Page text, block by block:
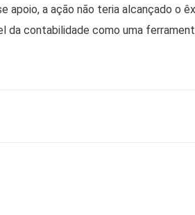
apoio, a ação não teria alcançado o
da contabilidade como uma